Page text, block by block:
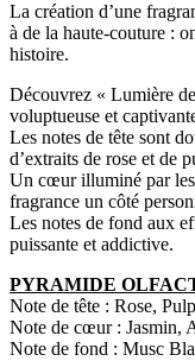
La création d’une
à de la haute-couture :
histoire.
Découvrez « Lumière
voluptueuse et
Les notes de tête sont
d’extraits de rose et de
Un cœur illuminé par les
fragrance un côté
Les notes de fond aux
puissante et addictive.
PYRAMIDE
Note de tête : Rose,
Note de cœur : Jasmin,
Note de fond : Musc